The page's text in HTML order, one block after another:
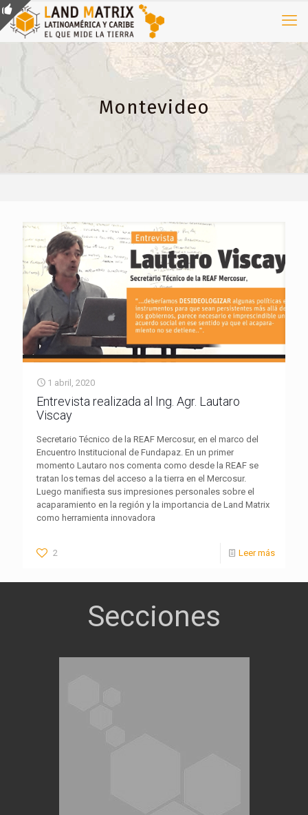
Montevideo
1 abril, 2020
Entrevista realizada al Ing. Agr. Lautaro
Viscay
Secretario Técnico de la REAF Mercosur, en el marco del
Encuentro Institucional de Fundapaz. En un primer
momento Lautaro nos comenta como desde la REAF se
tratan los temas del acceso a la tierra en el Mercosur.
Luego manifiesta sus impresiones personales sobre el
acaparamiento en la región y la importancia de Land Matrix
como herramienta innovadora
2 Leer más